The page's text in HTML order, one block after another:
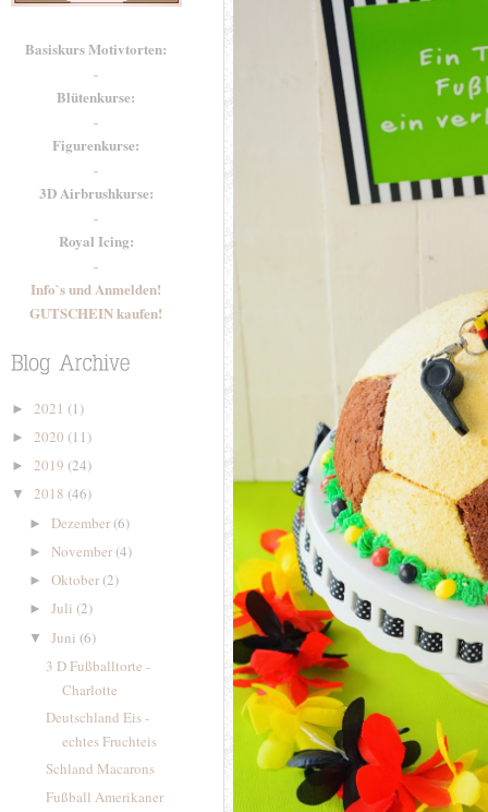
Basiskurs Motivtorten:
-
Blütenkurse:
-
Figurenkurse:
-
3D Airbrushkurse:
-
Royal Icing:
-
Info`s und Anmelden!
GUTSCHEIN kaufen!
► 2021 (1)
► 2020 (11)
► 2019 (24)
▼ 2018 (46)
► Dezember(6)
► November(4)
► Oktober(2)
► Juli (2)
▼ Juni (6)
3 D Fußballtorte -
Charlotte
Deutschland Eis -
echtes Fruchteis
Schland Macarons
Fußball Amerikaner